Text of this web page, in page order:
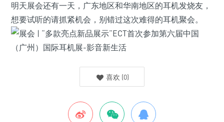
明天展会还有一天，广东地区和华南地区的耳机发烧友，
想要试听的请抓紧机会，别错过这次难得的耳机聚会。
喜欢 (0)